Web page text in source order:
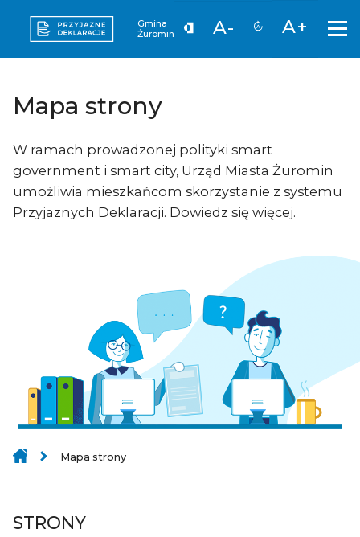
Gmina
Żuromin
A- A+
Mapa strony
W ramach prowadzonej polityki smart
government i smart city, Urząd Miasta Żuromin
umożliwia mieszkańcom skorzystanie z systemu
Przyjaznych Deklaracji. Dowiedz się więcej.
Mapa strony
STRONY